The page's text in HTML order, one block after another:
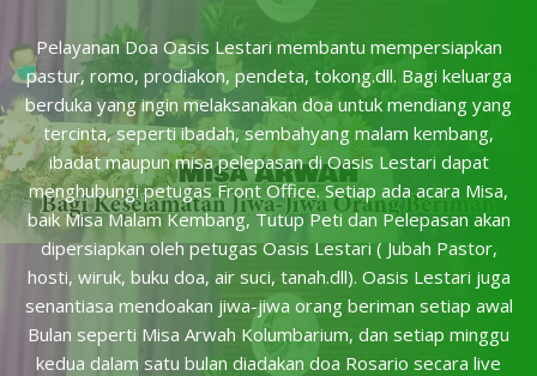
Pelayanan Doa Oasis Lestari membantu mempersiapkan
pastur, romo, prodiakon, pendeta, tokong.dll. Bagi keluarga
berduka yang ingin melaksanakan doa untuk mendiang yang
tercinta, seperti ibadah, sembahyang malam kembang,
ibadat maupun misa pelepasan di Oasis Lestari dapat
menghubungi petugas Front Office. Setiap ada acara Misa,
baik Misa Malam Kembang, Tutup Peti dan Pelepasan akan
dipersiapkan oleh petugas Oasis Lestari ( Jubah Pastor,
hosti, wiruk, buku doa, air suci, tanah.dll). Oasis Lestari juga
senantiasa mendoakan jiwa-jiwa orang beriman setiap awal
Bulan seperti Misa Arwah Kolumbarium, dan setiap minggu
kedua dalam satu bulan diadakan doa Rosario secara live